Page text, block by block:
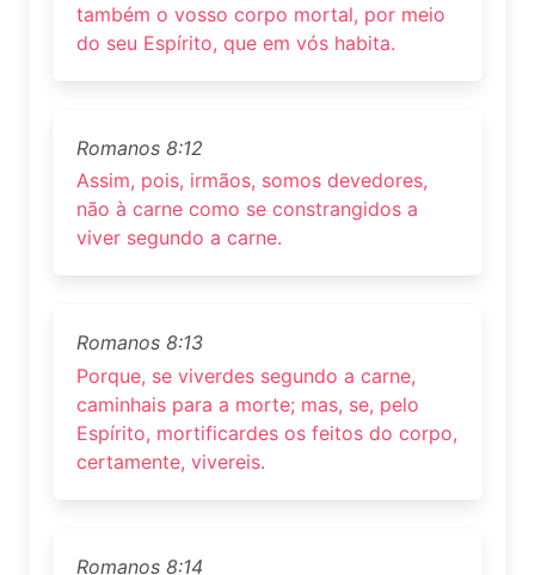
também o vosso corpo mortal, por meio
do seu Espírito, que em vós habita.
Romanos 8:12
Assim, pois, irmãos, somos devedores,
não à carne como se constrangidos a
viver segundo a carne.
Romanos 8:13
Porque, se viverdes segundo a carne,
caminhais para a morte; mas, se, pelo
Espírito, mortificardes os feitos do corpo,
certamente, vivereis.
Romanos 8:14